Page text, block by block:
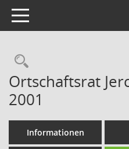
Toggle navigation
Ortschaftsrat
2001
Informationen